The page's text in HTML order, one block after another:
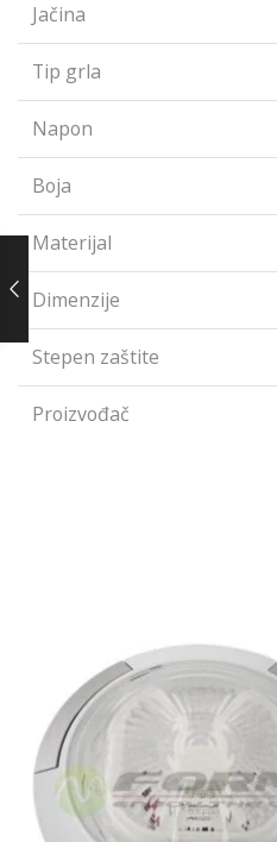
Jačina
Tip grla
Napon
Boja
Materijal
Dimenzije
Stepen zaštite
Proizvođač